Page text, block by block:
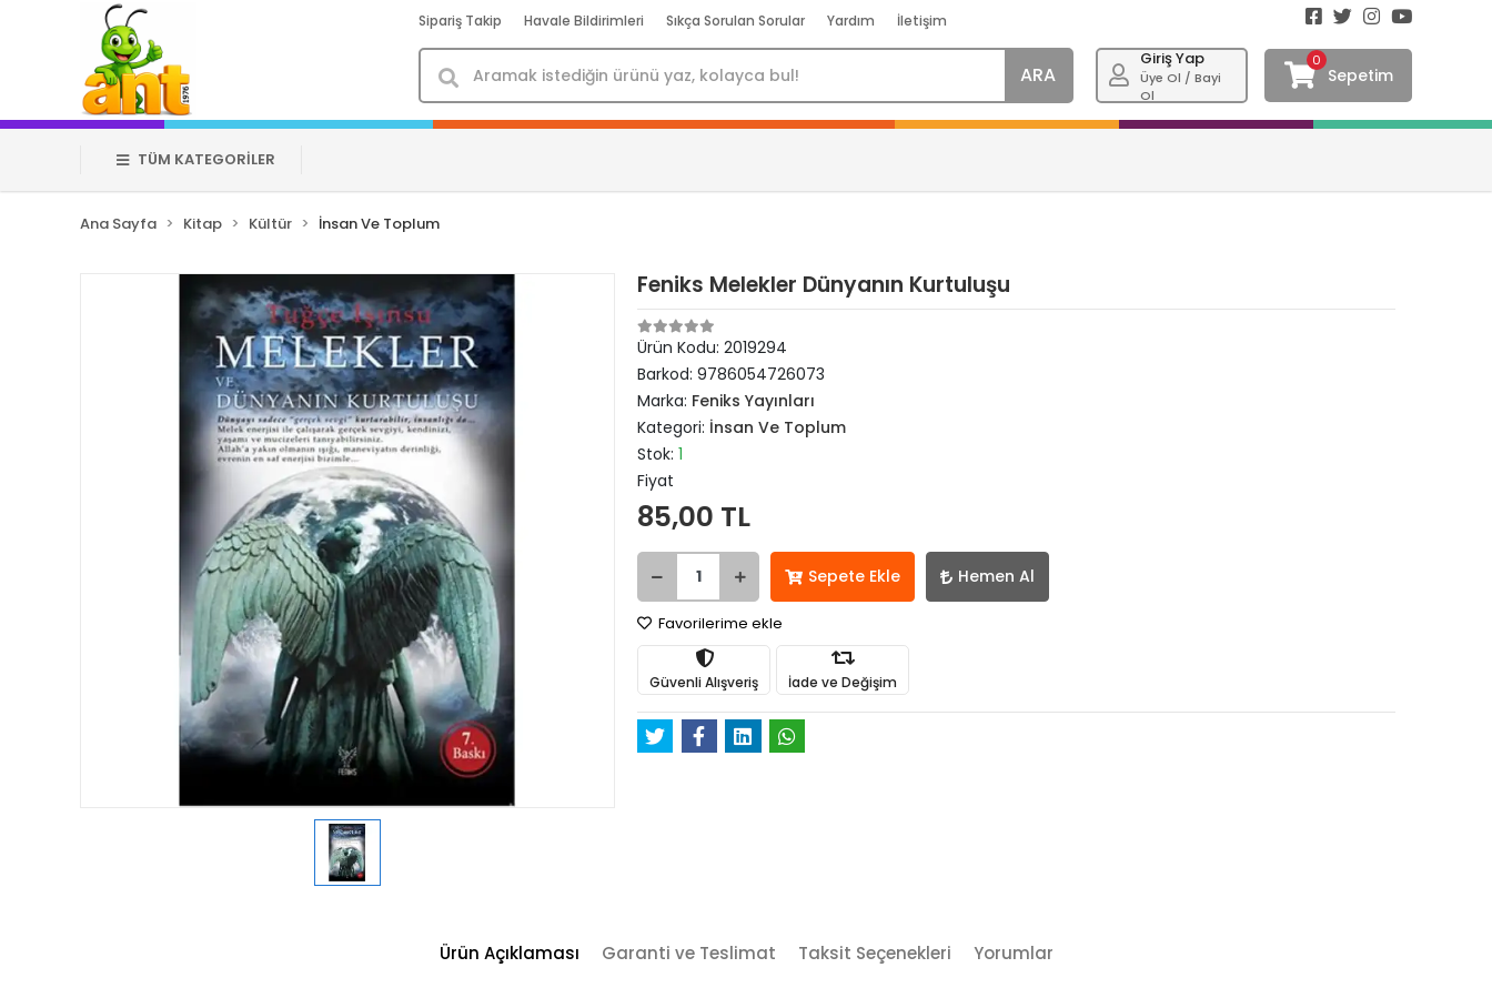
Sipariş Takip Havale Bildirimleri Sıkça Sorulan Sorular Yardım İletişim
ARA
Giriş Yap
Üye Ol / Bayi
Ol
0
Sepetim
TÜM KATEGORİLER
Ana Sayfa Kitap Kültür İnsan Ve Toplum
Feniks Melekler Dünyanın Kurtuluşu
Ürün Kodu:2019294
Barkod:9786054726073
Marka: Feniks Yayınları
Kategori: İnsan Ve Toplum
Stok:1
Fiyat
85,00 TL
Sepete Ekle Hemen Al
Favorilerime ekle
Güvenli Alışveriş İade ve Değişim
Ürün Açıklaması Garanti ve Teslimat Taksit Seçenekleri Yorumlar